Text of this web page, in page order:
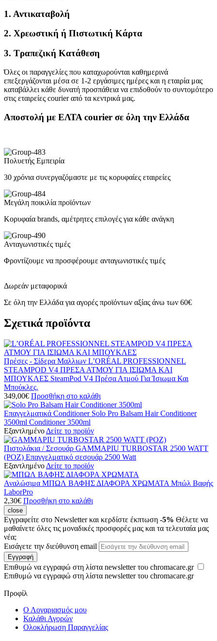
1. Αντικαταβολή
2. Χρεωστική ή Πιστωτική Κάρτα
3. Τραπεζική Κατάθεση
Όλες οι παραγγελίες που καταχωρούνται καθημερινά
επεξεργάζονται μέσα σε 1-2 εργάσιμες ημέρες και η εταιρία μας
καταβάλλει κάθε δυνατή προσπάθεια να επιδοθούν το συντομότερο
στις εταιρείες courier από τα κεντρικά μας.
Αποστολή με ΕΛΤΑ courier σε όλη την Ελλάδα
Πολυετής Εμπειρία
30 χρόνια συνεργαζόμαστε με τις κορυφαίες εταιρείες
Μεγάλη ποικιλία προϊόντων
Κορυφαία brands, αμέτρητες επιλογές για κάθε ανάγκη
Ανταγωνιστικές τιμές
Φροντίζουμε να προσφέρουμε ανταγωνιστικές τιμές
Δωρεάν μεταφορικά
Σε όλη την Ελλάδα για αγορές προϊόντων αξίας άνω των 60€
Σχετικά προϊόντα
Πρέσες - Σίδερα Μαλλιων L’ORÉAL PROFESSIONNEL
STEAMPOD V4 ΠΡΕΣΑ ΑΤΜΟΥ ΓΙΑ ΙΣΙΩΜΑ ΚΑΙ
ΜΠΟΥΚΛΕΣ SteamPod V4 Πρέσα Ατμού Για Ίσιωμα Και
Μπούκλες.
349,00€ Προσθήκη στο καλάθι
Επαγγελματικά Conditioner Solo Pro Balsam Hair Conditioner
3500ml Conditioner 3500ml
Εξαντλημένο Δείτε το προϊόν
Πιστολάκια / Σεσουάρ GAMMAPIU TURBOSTAR 2500 WATT
(ΡΟΖ) Επαγγελματικό σεσουάρ 2500 Watt
Εξαντλημένο Δείτε το προϊόν
Αναλώσιμα ΜΠΩΛ ΒΑΦΗΣ ΔΙΑΦΟΡΑ ΧΡΩΜΑΤΑ Μπώλ Βαφής
LaborPro
2,30€ Προσθήκη στο καλάθι
close
Εγγραφείτε στο Newsletter και κερδίστε έκπτωση -5% Θέλετε να
μαθαίνετε όλες τις μοναδικές προσφορές μας και τα τελευταία μας
νέα;
Εισάγετε την διεύθυνση email
Εγγραφή
Επιθυμώ να εγγραφώ στη λίστα newsletter του chromacare.gr
Επιθυμώ να εγγραφώ στη λίστα newsletter του chromacare.gr
Προφίλ
Ο Λογαριασμός μου
Καλάθι Αγορών
Ολοκλήρωση Παραγγελίας